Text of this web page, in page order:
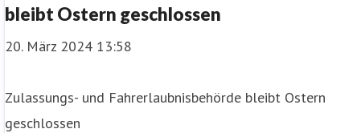
bleibt Ostern geschlossen
20. März 2024 13:58
Zulassungs- und Fahrerlaubnisbehörde bleibt Ostern
geschlossen